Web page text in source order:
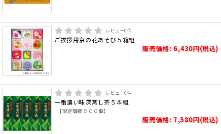
レビュー0件
ご挨拶用京の花あそび５箱組
販売価格: 6,430円(税込)
レビュー0件
一番濃い味深蒸し茶５本組
【限定個数５００個】
販売価格: 7,580円(税込)